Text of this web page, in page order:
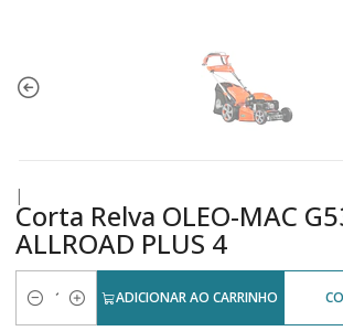
|
Corta Relva OLEO-MAC
ALLROAD PLUS 4
Quantidade
ADICIONAR AO CARRINHO